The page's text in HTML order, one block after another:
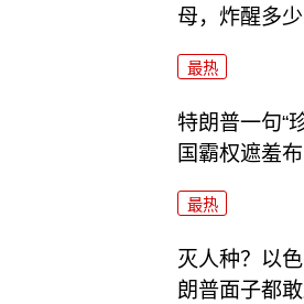
母，炸醒多
最热
特朗普一句“
国霸权遮羞布
最热
灭人种？以
朗普面子都敢